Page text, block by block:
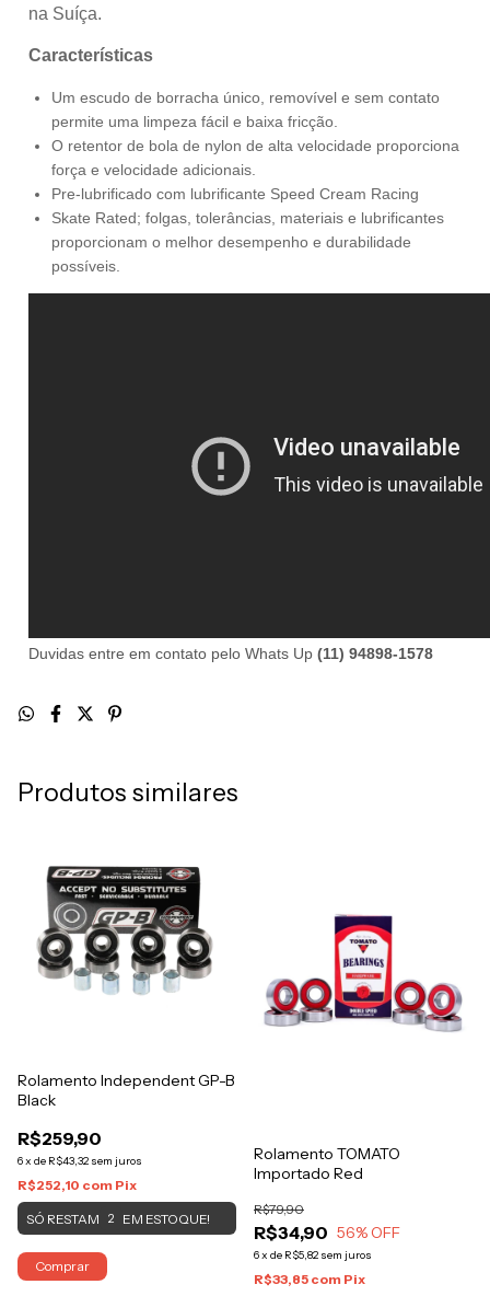
na Suíça.
Características
Um escudo de borracha único, removível e sem contato
permite uma limpeza fácil e baixa fricção.
O retentor de bola de nylon de alta velocidade proporciona
força e velocidade adicionais.
Pre-lubrificado com lubrificante Speed ​​Cream Racing
Skate Rated; folgas, tolerâncias, materiais e lubrificantes
proporcionam o melhor desempenho e durabilidade
possíveis.
Duvidas entre em contato pelo Whats Up (11) 94898-1578
Produtos similares
Rolamento Independent GP-B
Black
R$259,90
6x de R$43,32 sem juros
R$252,10 com Pix
SÓ RESTAM 2 EM ESTOQUE!
Comprar
Rolamento TOMATO
Importado Red
R$34,90
R$79,90
56% OFF
6x de R$5,82 sem juros
R$33,85 com Pix